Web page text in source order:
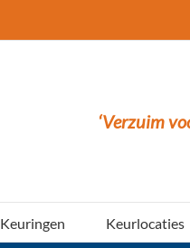
‘Verzuim
Keuringen Keurlocaties